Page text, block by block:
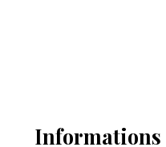
Informations